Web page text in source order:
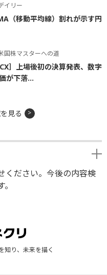
イリー
（移動平均線）割れが示す円
国株マスターへの道
］上場後初の決算発表、数字
が下落...
見る
ください。今後の内容検
知り、未来を描く